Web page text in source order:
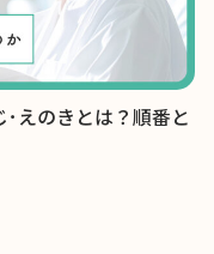
えのきとは？順番と